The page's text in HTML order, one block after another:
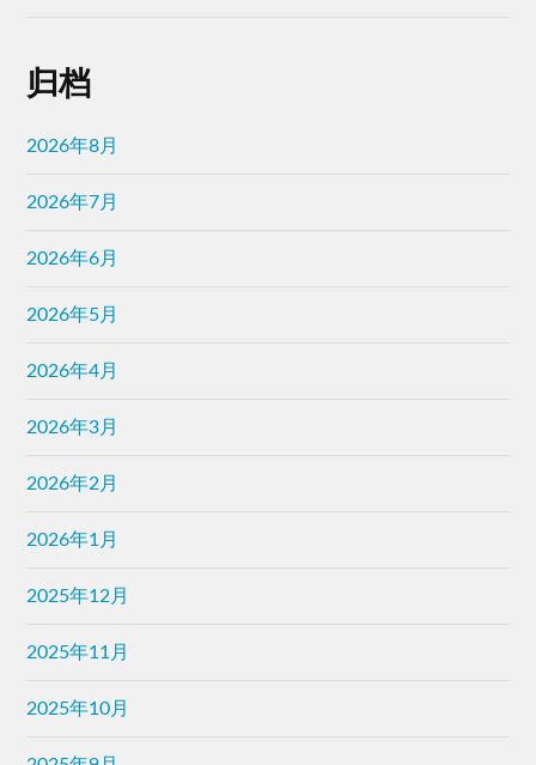
归档
2026年8月
2026年7月
2026年6月
2026年5月
2026年4月
2026年3月
2026年2月
2026年1月
2025年12月
2025年11月
2025年10月